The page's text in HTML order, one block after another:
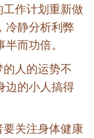
作计划重新做
冷静分析利弊
而功倍。
人的运势不
边的小人搞得
关注身体健康